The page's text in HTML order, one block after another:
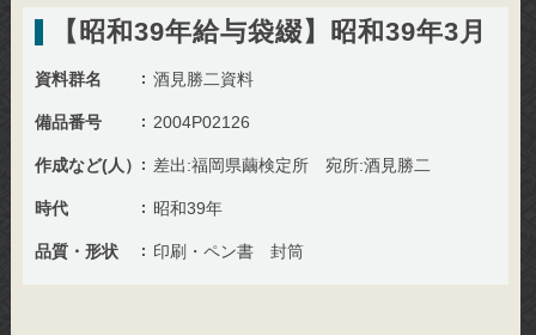
【昭和39年給与袋綴】昭和39年3月
資料群名 酒見勝二資料
備品番号 2004P02126
作成など(人） 差出:福岡県繭検定所 宛所:酒見勝二
時代 昭和39年
品質・形状 印刷・ペン書 封筒